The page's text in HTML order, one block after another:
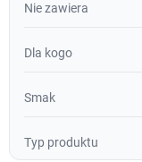
Nie zawiera
Dla kogo
Smak
Typ produktu